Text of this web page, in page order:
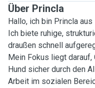
Über Princla
Hallo, ich bin Princla
Ich biete ruhige,
draußen schnell
Mein Fokus liegt darauf,
Hund sicher durch den
Arbeit im sozialen